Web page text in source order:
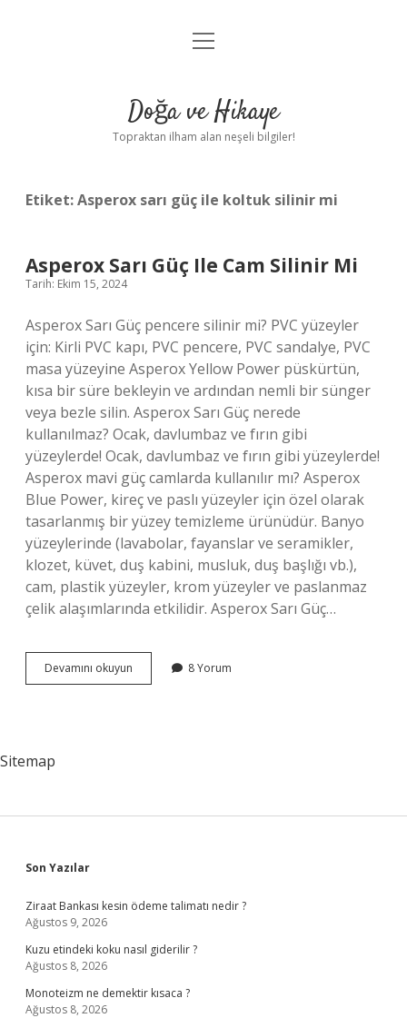
Anasayfa
Yasal Uyarı
menüyü
Doğa ve Hikaye
Topraktan ilham alan neşeli bilgiler!
Etiket:Asperox sarı güç ile koltuk silinir mi
Asperox Sarı Güç Ile Cam Silinir Mi
Tarih: Ekim 15, 2024
Asperox Sarı Güç pencere silinir mi? PVC yüzeyler
için: Kirli PVC kapı, PVC pencere, PVC sandalye, PVC
masa yüzeyine Asperox Yellow Power püskürtün,
kısa bir süre bekleyin ve ardından nemli bir sünger
veya bezle silin. Asperox Sarı Güç nerede
kullanılmaz? Ocak, davlumbaz ve fırın gibi
yüzeylerde! Ocak, davlumbaz ve fırın gibi yüzeylerde!
Asperox mavi güç camlarda kullanılır mı? Asperox
Blue Power, kireç ve paslı yüzeyler için özel olarak
tasarlanmış bir yüzey temizleme ürünüdür. Banyo
yüzeylerinde (lavabolar, fayanslar ve seramikler,
klozet, küvet, duş kabini, musluk, duş başlığı vb.),
cam, plastik yüzeyler, krom yüzeyler ve paslanmaz
çelik alaşımlarında etkilidir. Asperox Sarı Güç…
Devamını okuyun Asperox
Sarı
8 Yorum
Sitemap
Sidebar
Son Yazılar
Ziraat Bankası kesin ödeme talimatı nedir ?
Ağustos 9, 2026
Kuzu etindeki koku nasıl giderilir ?
Ağustos 8, 2026
Monoteizm ne demektir kısaca ?
Ağustos 8, 2026